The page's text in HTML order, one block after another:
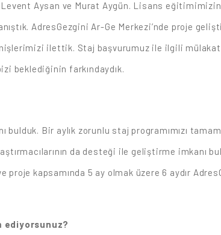
Aysan ve Murat Aygün. Lisans eğitimimizin
AdresGezgini Ar-Ge Merkezi’nde proje
ilettik. Staj başvurumuz ile ilgili
beklediğinin farkındaydık.
bulduk. Bir aylık zorunlu staj programımızı
da desteği ile geliştirme imkanı
kapsamında 5 ay olmak üzere 6 aydır
ediyorsunuz?